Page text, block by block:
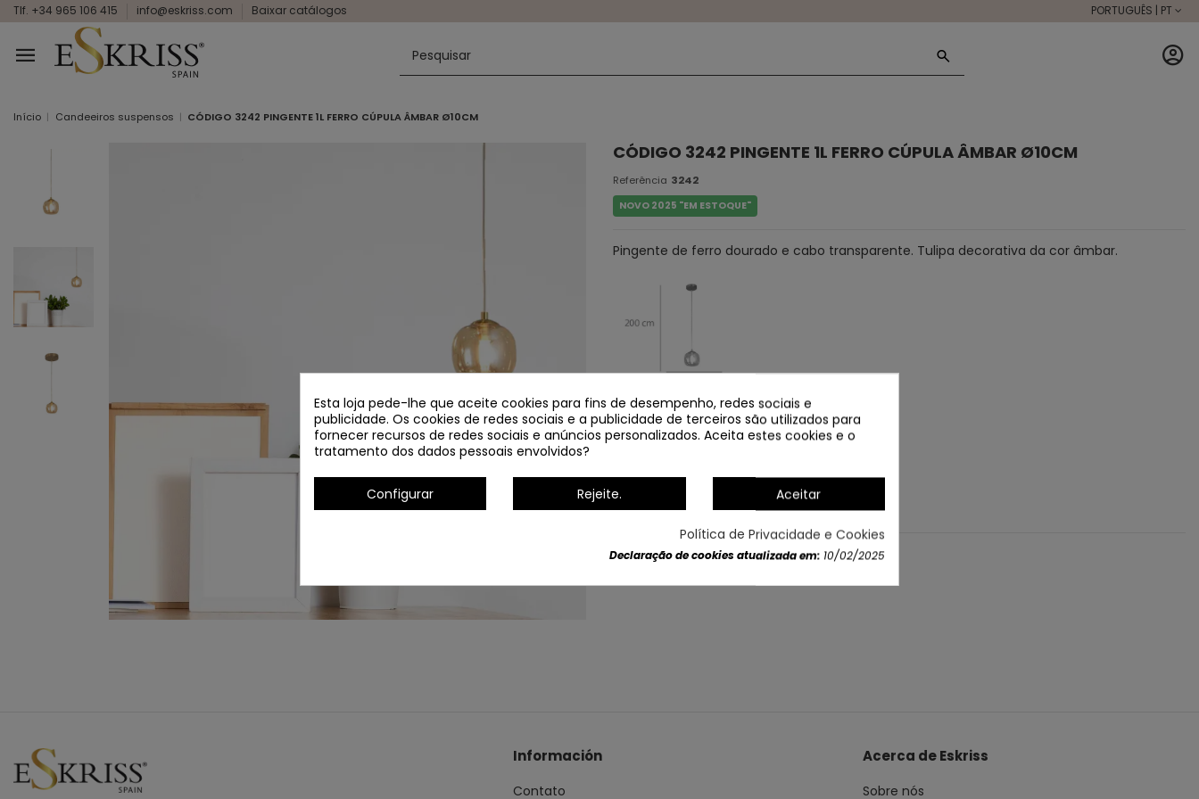
Tlf. +34 965 106 415 info@eskriss.com Baixar catálogos PORTUGUÊS | PT
Início Candeeiros suspensos CÓDIGO 3242 PINGENTE 1L FERRO CÚPULA ÂMBAR Ø10CM
CÓDIGO 3242 PINGENTE 1L FERRO CÚPULA ÂMBAR Ø10CM
Referência 3242
NOVO 2025 "EM ESTOQUE"
Pingente de ferro dourado e cabo transparente. Tulipa decorativa da cor âmbar.
Lâmpadas recomendadas:
Dados do produto
Información
Contato
Acerca de Eskriss
Sobre nós
Esta loja pede-lhe que aceite cookies para fins de desempenho, redes sociais e
publicidade. Os cookies de redes sociais e a publicidade de terceiros são utilizados para
fornecer recursos de redes sociais e anúncios personalizados. Aceita estes cookies e o
tratamento dos dados pessoais envolvidos?
Configurar Rejeite. Aceitar
Política de Privacidade e Cookies
Declaração de cookies atualizada em: 10/02/2025